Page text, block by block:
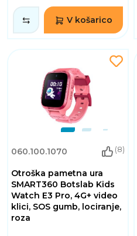
V košarico
060.100.1070 (8)
Otroška pametna ura
SMART360 Botslab Kids
Watch E3 Pro, 4G+ video
klici, SOS gumb, lociranje,
roza